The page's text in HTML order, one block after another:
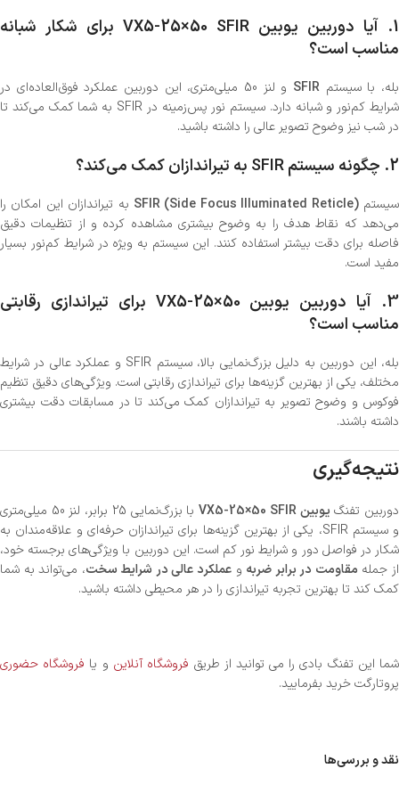
1.
آیا دوربین یوبین VX5-25×50 SFIR برای شکار شبانه
مناسب است؟
بله، با سیستم SFIR
و لنز 50 میلی‌متری، این دوربین عملکرد فوق‌العاده‌ای در
شرایط کم‌نور و شبانه دارد. سیستم نور پس‌زمینه در SFIR به شما کمک می‌کند تا
در شب نیز وضوح تصویر عالی را داشته باشید.
2. چگونه سیستم SFIR به تیراندازان کمک می‌کند؟
سیستمSFIR (Side Focus Illuminated Reticle) به تیراندازان این امکان را
می‌دهد که نقاط هدف را به وضوح بیشتری مشاهده کرده و از تنظیمات دقیق
فاصله برای دقت بیشتر استفاده کنند. این سیستم به ویژه در شرایط کم‌نور بسیار
مفید است.
3.
آیا دوربین یوبین VX5-25×50 برای تیراندازی رقابتی
مناسب است؟
بله، این دوربین به دلیل بزرگ‌نمایی بالا، سیستم SFIR و عملکرد عالی در شرایط
مختلف، یکی از بهترین گزینه‌ها برای تیراندازی رقابتی است. ویژگی‌های دقیق تنظیم
فوکوس و وضوح تصویر به تیراندازان کمک می‌کند تا در مسابقات دقت بیشتری
داشته باشند.
نتیجه‌گیری
دوربین تفنگ یوبین VX5-25×50 SFIR
با بزرگ‌نمایی 25 برابر، لنز 50 میلی‌متری
و سیستم SFIR، یکی از بهترین گزینه‌ها برای تیراندازان حرفه‌ای و علاقه‌مندان به
شکار در فواصل دور و شرایط نور کم است. این دوربین با ویژگی‌های برجسته خود،
از جمله مقاومت در برابر ضربه و عملکرد عالی در شرایط سخت، می‌تواند به شما
کمک کند تا بهترین تجربه تیراندازی را در هر محیطی داشته باشید.
شما این تفنگ بادی را می توانید از طریق فروشگاه آنلاین و یا فروشگاه حضوری
پروتارگت خرید بفرمایید.
نقد و بررسی‌ها